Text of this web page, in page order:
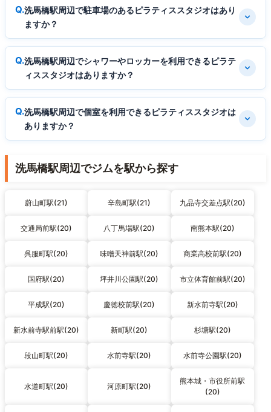
洗馬橋駅周辺で駐車場のあるピラティススタジオはあり
ますか？
洗馬橋駅周辺でシャワーやロッカーを利用できるピラテ
ィススタジオはありますか？
洗馬橋駅周辺で個室を利用できるピラティススタジオは
ありますか？
洗馬橋駅周辺でジムを駅から探す
蔚山町駅(21) 辛島町駅(21) 九品寺交差点駅(20)
交通局前駅(20) 八丁馬場駅(20) 南熊本駅(20)
呉服町駅(20) 味噌天神前駅(20) 商業高校前駅(20)
国府駅(20) 坪井川公園駅(20) 市立体育館前駅(20)
平成駅(20) 慶徳校前駅(20) 新水前寺駅(20)
新水前寺駅前駅(20) 新町駅(20) 杉塘駅(20)
段山町駅(20) 水前寺駅(20) 水前寺公園駅(20)
水道町駅(20) 河原町駅(20)
熊本城・市役所前駅
(20)